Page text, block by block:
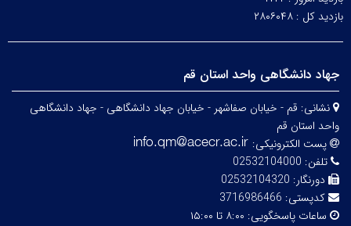
بازدید کل : ۲۸۰۶۰۴۸
جهاد دانشگاهی واحد استان قم
نشانی: قم - خیابان صفاشهر - خیابان جهاد دانشگاهی - جهاد دانشگاهی
واحد استان قم
پست الکترونیکی:
تلفن: 02532104000
دورنگار: 02532104320
کدپستی: 3716986466
ساعات پاسخگویی: ۸:۰۰ تا ۱۵:۰۰